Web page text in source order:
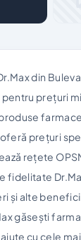
din
pentru prețuri
prețuri
rețete
fidelitate
și alte
găsești
cu cele